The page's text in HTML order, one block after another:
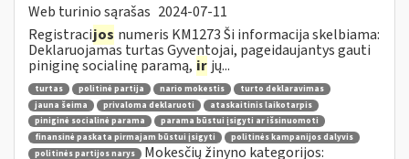
Web turinio sąrašas 2024-07-11
Registracijos numeris KM1273 Ši informacija skelbiama:
Deklaruojamas turtas Gyventojai, pageidaujantys gauti
piniginę socialinę paramą, ir jų...
turtas politinė partija nario mokestis
turto deklaravimas
jauna šeima
privaloma deklaruoti
ataskaitinis laikotarpis
piniginė socialinė parama
parama būstui įsigyti ar išsinuomoti
finansinė paskata pirmajam būstui įsigyti
politinės kampanijos dalyvis
politinės partijos narys
Mokesčių žinyno kategorijos: